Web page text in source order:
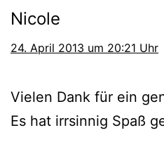
Nicole
24. April 2013 um 20:21 Uhr
Vielen Dank für ein
Es hat irrsinnig Spaß